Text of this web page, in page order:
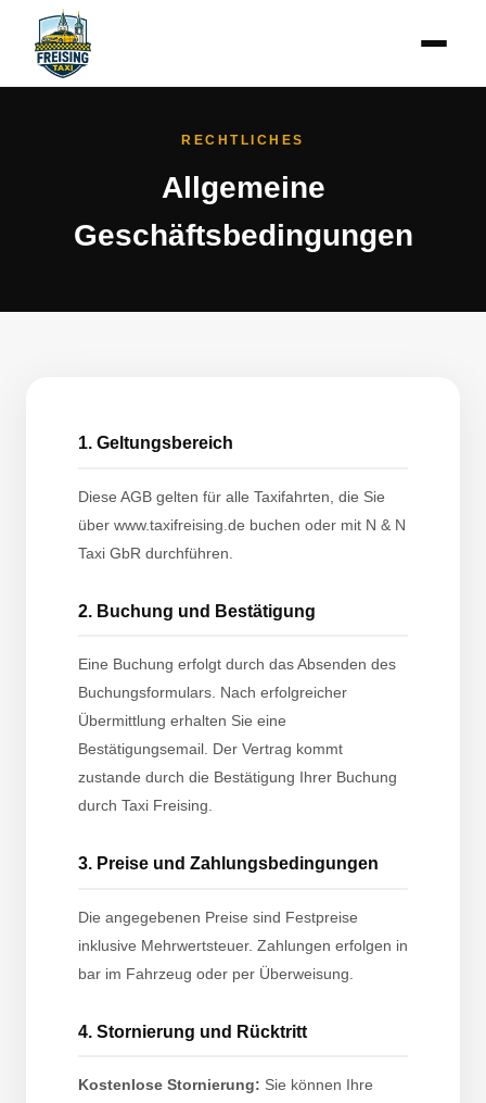
RECHTLICHES
Allgemeine
Geschäftsbedingungen
1. Geltungsbereich
Diese AGB gelten für alle Taxifahrten, die Sie
über www.taxifreising.de buchen oder mit N & N
Taxi GbR durchführen.
2. Buchung und Bestätigung
Eine Buchung erfolgt durch das Absenden des
Buchungsformulars. Nach erfolgreicher
Übermittlung erhalten Sie eine
Bestätigungsemail. Der Vertrag kommt
zustande durch die Bestätigung Ihrer Buchung
durch Taxi Freising.
3. Preise und Zahlungsbedingungen
Die angegebenen Preise sind Festpreise
inklusive Mehrwertsteuer. Zahlungen erfolgen in
bar im Fahrzeug oder per Überweisung.
4. Stornierung und Rücktritt
Kostenlose Stornierung: Sie können Ihre